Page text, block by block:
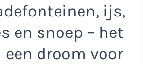
ijs,
en snoep – het
een droom voor